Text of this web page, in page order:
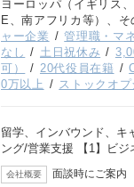
ヨーロッパ（イギリス
E、南アフリカ等）、そ
ャー企業
管理職・マ
なし
土日祝休み
可）
20代役員在籍
0万以上
ストックオプ
留学、インバウンド、キ
ング/営業支援 【1】ビ
会社概要 面談時にご案内